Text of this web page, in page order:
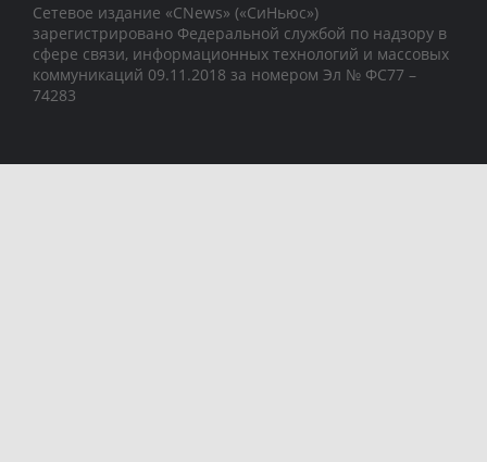
Сетевое издание «CNews» («СиНьюс»)
зарегистрировано Федеральной службой по надзору в
сфере связи, информационных технологий и массовых
коммуникаций 09.11.2018 за номером Эл № ФС77 –
74283